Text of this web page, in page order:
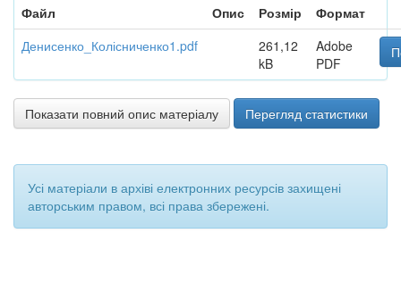
Файл
Опис Розмір
Формат
Денисенко_Колісниченко1.pdf
261,12
kB
Adobe
PDF
Показати повний опис матеріалу Перегляд статистики
Усі матеріали в архіві електронних ресурсів захищені
авторським правом, всі права збережені.